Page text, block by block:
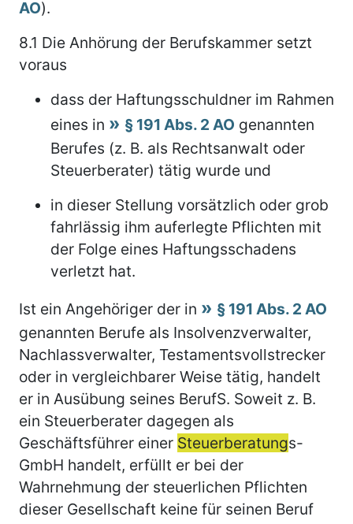
AO).
8.1 Die Anhörung der Berufskammer setzt
voraus
dass der Haftungsschuldner im Rahmen
eines in
§ 191 Abs. 2 AO genannten
Berufes (z. B. als Rechtsanwalt oder
Steuerberater) tätig wurde und
in dieser Stellung vorsätzlich oder grob
fahrlässig ihm auferlegte Pflichten mit
der Folge eines Haftungsschadens
verletzt hat.
Ist ein Angehöriger der in
§ 191 Abs. 2 AO
genannten Berufe als Insolvenzverwalter,
Nachlassverwalter, Testamentsvollstrecker
oder in vergleichbarer Weise tätig, handelt
er in Ausübung seines BerufS. Soweit z. B.
ein Steuerberater dagegen als
Geschäftsführer einer Steuerberatungs-
GmbH handelt, erfüllt er bei der
Wahrnehmung der steuerlichen Pflichten
dieser Gesellschaft keine für seinen Beruf